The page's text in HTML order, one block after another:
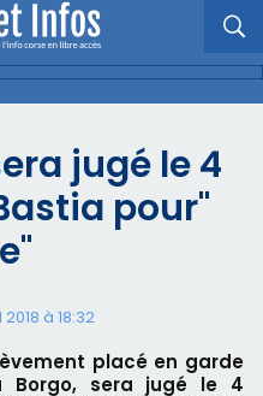
jugé le 4
pour"
à 18:32
placé en garde
sera jugé le 4